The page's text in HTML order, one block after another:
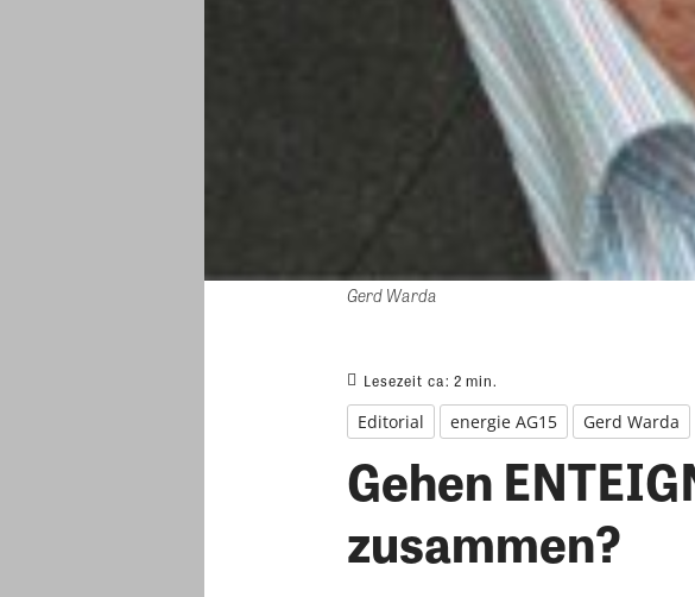
Gerd Warda
Lesezeit ca: 2 min.
Editorial energie AG15 Gerd Warda
Gehen
zusammen?